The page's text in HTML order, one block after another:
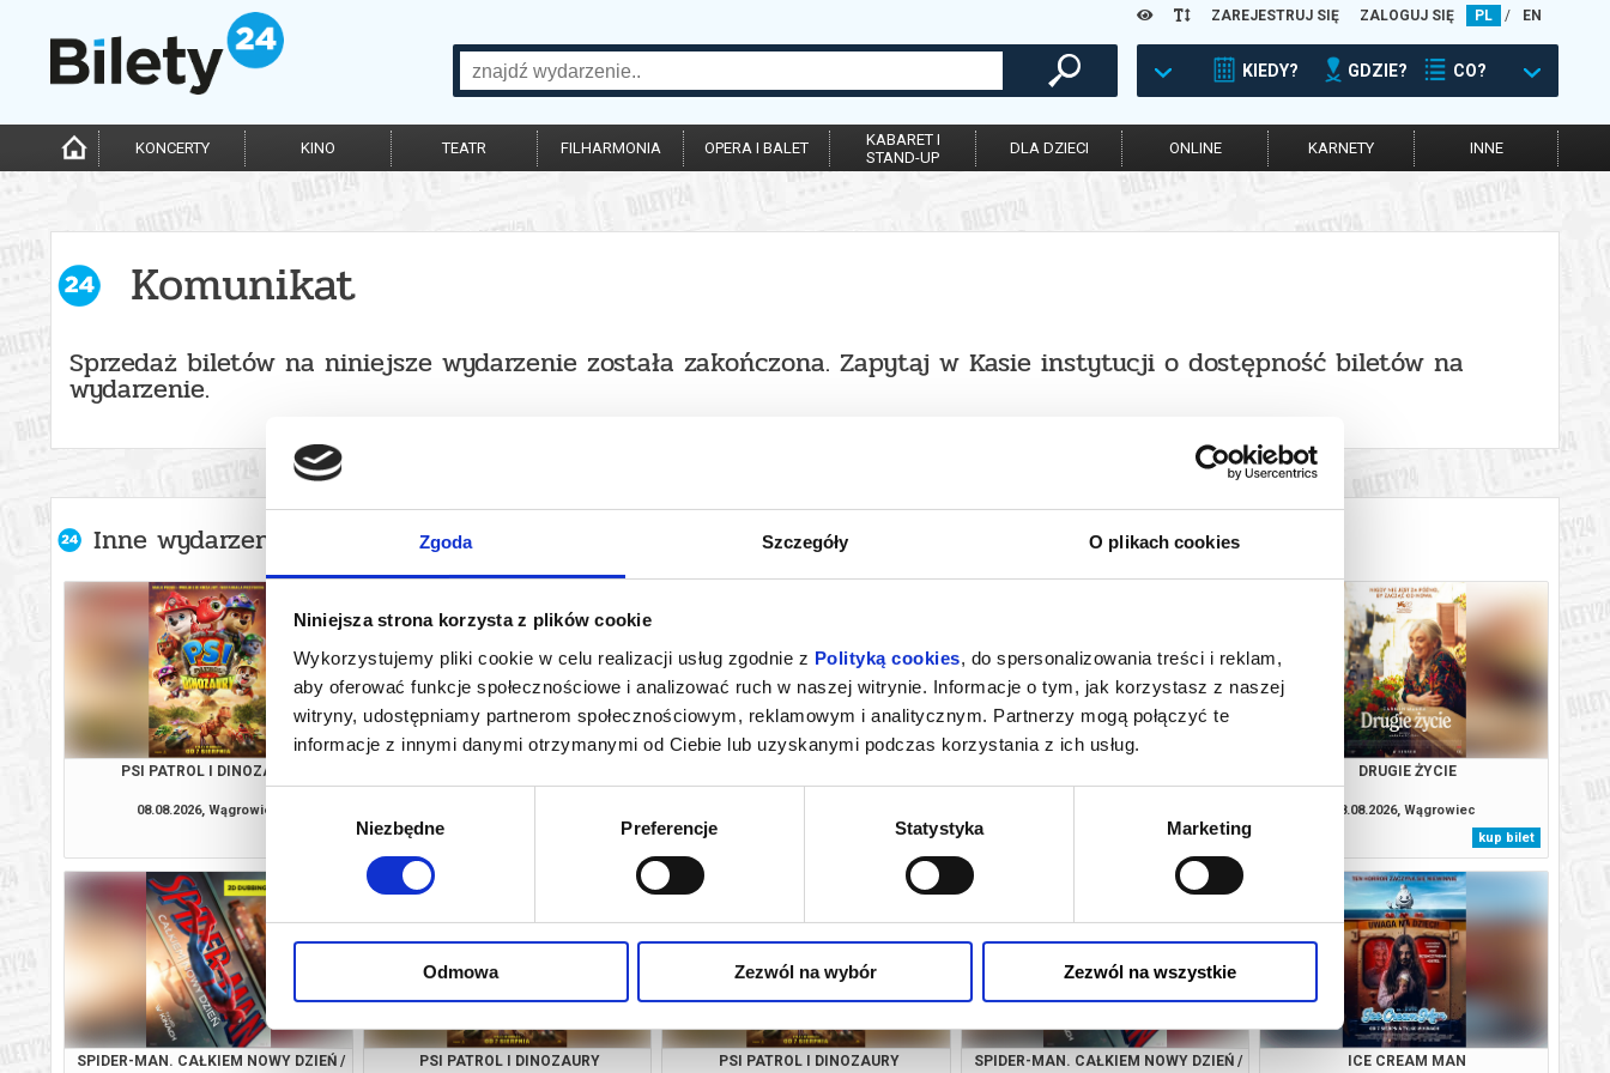
Zgoda Szczegóły O plikach cookies
Niniejsza strona korzysta z plików cookie
Wykorzystujemy pliki cookie w celu realizacji usług zgodnie z Polityką cookies, do spersonalizowania treści i reklam,
aby oferować funkcje społecznościowe i analizować ruch w naszej witrynie. Informacje o tym, jak korzystasz z naszej
witryny, udostępniamy partnerom społecznościowym, reklamowym i analitycznym. Partnerzy mogą połączyć te
informacje z innymi danymi otrzymanymi od Ciebie lub uzyskanymi podczas korzystania z ich usług.
Niezbędne Preferencje Statystyka Marketing
Odmowa Zezwól na wybór Zezwól na wszystkie
ZAREJESTRUJ SIĘ ZALOGUJ SIĘ PL / EN
KIEDY? GDZIE? CO?
KONCERTY KINO TEATR FILHARMONIA OPERA I BALET
KABARET I
STAND-UP
DLA DZIECI ONLINE KARNETY INNE
Komunikat
Sprzedaż biletów na niniejsze wydarzenie została zakończona. Zapytaj w Kasie instytucji o dostępność biletów na
wydarzenie.
Inne wydarzenia organizatora
PSI PATROL I DINOZAURY
08.08.2026, Wągrowiec
kup bilet
3D DUB
kup bilet
kup bilet
DRUGIE ŻYCIE
08.08.2026, Wągrowiec
kup bilet
SPIDER-MAN. CAŁKIEM NOWY DZIEŃ /
PSI PATROL I DINOZAURY PSI PATROL I DINOZAURY
SPIDER-MAN. CAŁKIEM NOWY DZIEŃ /
ICE CREAM MAN